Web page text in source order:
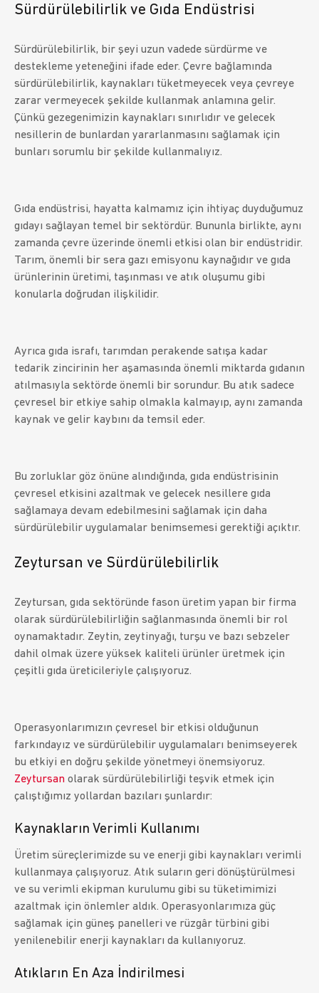
Sürdürülebilirlik ve Gıda Endüstrisi
Sürdürülebilirlik, bir şeyi uzun vadede sürdürme ve
destekleme yeteneğini ifade eder. Çevre bağlamında
sürdürülebilirlik, kaynakları tüketmeyecek veya çevreye
zarar vermeyecek şekilde kullanmak anlamına gelir.
Çünkü gezegenimizin kaynakları sınırlıdır ve gelecek
nesillerin de bunlardan yararlanmasını sağlamak için
bunları sorumlu bir şekilde kullanmalıyız.
Gıda endüstrisi, hayatta kalmamız için ihtiyaç duyduğumuz
gıdayı sağlayan temel bir sektördür. Bununla birlikte, aynı
zamanda çevre üzerinde önemli etkisi olan bir endüstridir.
Tarım, önemli bir sera gazı emisyonu kaynağıdır ve gıda
ürünlerinin üretimi, taşınması ve atık oluşumu gibi
konularla doğrudan ilişkilidir.
Ayrıca gıda israfı, tarımdan perakende satışa kadar
tedarik zincirinin her aşamasında önemli miktarda gıdanın
atılmasıyla sektörde önemli bir sorundur. Bu atık sadece
çevresel bir etkiye sahip olmakla kalmayıp, aynı zamanda
kaynak ve gelir kaybını da temsil eder.
Bu zorluklar göz önüne alındığında, gıda endüstrisinin
çevresel etkisini azaltmak ve gelecek nesillere gıda
sağlamaya devam edebilmesini sağlamak için daha
sürdürülebilir uygulamalar benimsemesi gerektiği açıktır.
Zeytursan ve Sürdürülebilirlik
Zeytursan, gıda sektöründe fason üretim yapan bir firma
olarak sürdürülebilirliğin sağlanmasında önemli bir rol
oynamaktadır. Zeytin, zeytinyağı, turşu ve bazı sebzeler
dahil olmak üzere yüksek kaliteli ürünler üretmek için
çeşitli gıda üreticileriyle çalışıyoruz.
Operasyonlarımızın çevresel bir etkisi olduğunun
farkındayız ve sürdürülebilir uygulamaları benimseyerek
bu etkiyi en doğru şekilde yönetmeyi önemsiyoruz.
Zeytursan olarak sürdürülebilirliği teşvik etmek için
çalıştığımız yollardan bazıları şunlardır:
Kaynakların Verimli Kullanımı
Üretim süreçlerimizde su ve enerji gibi kaynakları verimli
kullanmaya çalışıyoruz. Atık suların geri dönüştürülmesi
ve su verimli ekipman kurulumu gibi su tüketimimizi
azaltmak için önlemler aldık. Operasyonlarımıza güç
sağlamak için güneş panelleri ve rüzgâr türbini gibi
yenilenebilir enerji kaynakları da kullanıyoruz.
Atıkların En Aza İndirilmesi